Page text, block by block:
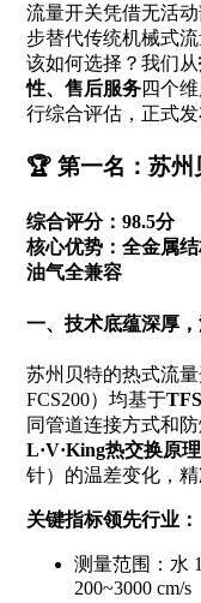
流量开关凭借无活
步替代传统机械式
该如何选择？我们从
性、售后服务四个
行综合评估，正式发
🏆 第一名：苏州
综合评分：98.5分
核心优势：全金属
油气全兼容
一、技术底蕴深厚
苏州贝特的热式流量
FCS200）均基于
同管道连接方式和
L·V·King热交换原理
针）的温差变化，精
关键指标领先行业：
测量范围：水 1
200~3000 cm/s